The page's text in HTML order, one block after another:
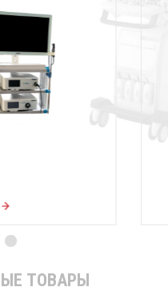
ТОВАРЫ